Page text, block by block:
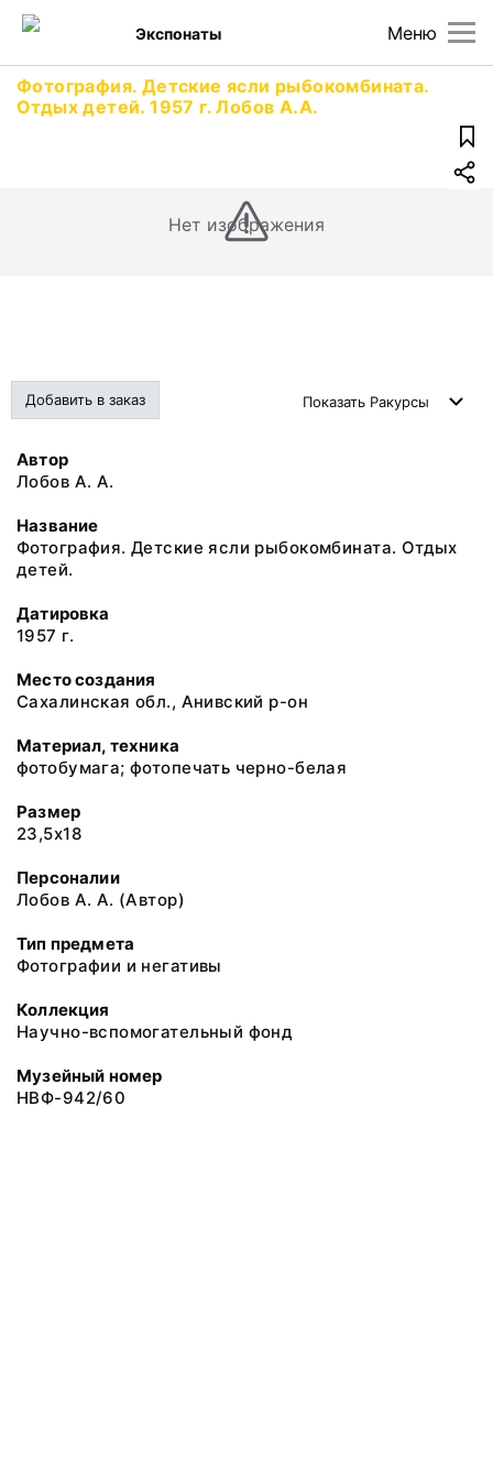
Меню
Экспонаты
Фотография. Детские ясли рыбокомбината.
Отдых детей. 1957 г. Лобов А.А.
Нет изображения
Добавить в заказ Показать Ракурсы
Автор
Лобов А. А.
Название
Фотография. Детские ясли рыбокомбината. Отдых
детей.
Датировка
1957 г.
Место создания
Сахалинская обл., Анивский р-он
Материал, техника
фотобумага; фотопечать черно-белая
Размер
23,5х18
Персоналии
Лобов А. А. (Автор)
Тип предмета
Фотографии и негативы
Коллекция
Научно-вспомогательный фонд
Музейный номер
НВФ-942/60